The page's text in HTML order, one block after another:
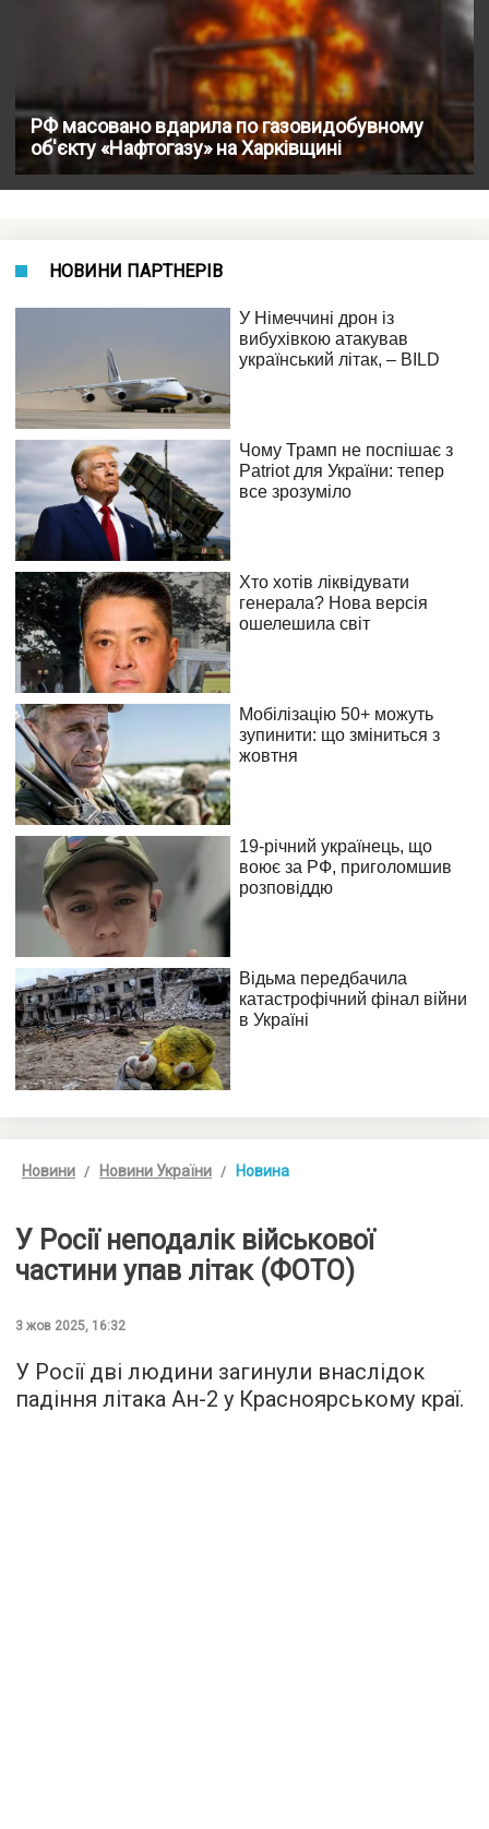
РФ масовано вдарила по газовидобувному
об'єкту «Нафтогазу» на Харківщині
НОВИНИ ПАРТНЕРІВ
Новини Новини України Новина
У Росії неподалік військової
частини упав літак (ФОТО)
3 жов 2025, 16:32
У Росії дві людини загинули внаслідок
падіння літака Ан-2 у Красноярському краї.